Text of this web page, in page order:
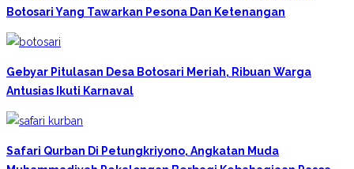
Botosari Yang Tawarkan Pesona Dan Ketenangan
Gebyar Pitulasan Desa Botosari Meriah, Ribuan Warga
Antusias Ikuti Karnaval
Safari Qurban Di Petungkriyono, Angkatan Muda